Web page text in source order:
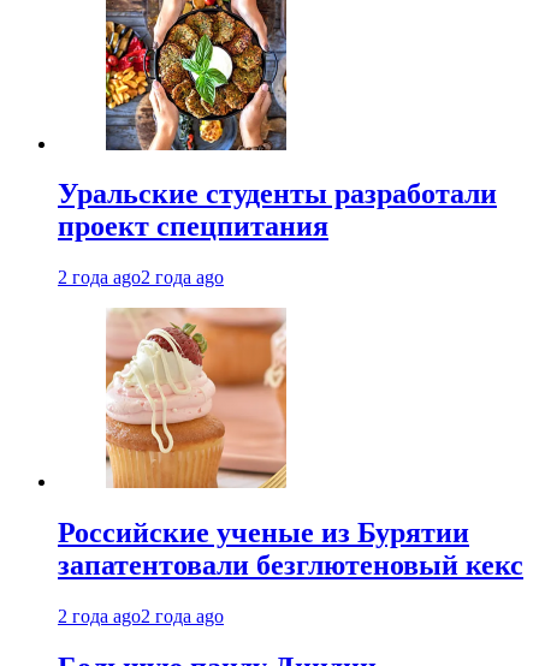
Уральские студенты разработали
проект спецпитания
2 года ago2 года ago
Российские ученые из Бурятии
запатентовали безглютеновый кекс
2 года ago2 года ago